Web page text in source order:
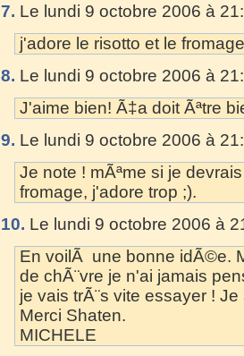
7. Le lundi 9 octobre 2006 à
j'adore le risotto et le
8. Le lundi 9 octobre 2006 à
J'aime bien! Ã‡a doit Ãªtre
9. Le lundi 9 octobre 2006 à
Je note ! mÃªme si je
fromage, j'adore trop ;).
10. Le lundi 9 octobre 2006 à
En voilÃ une bonne idÃ©e.
de chÃ¨vre je n'ai jamais
je vais trÃ¨s vite essayer !
Merci Shaten.
MICHELE